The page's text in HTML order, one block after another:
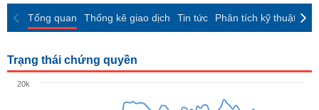
ngành
giao
dịch
So
sánh
Báo
cáo
Tổng quan Thống kê giao dịch Tin tức Phân tích kỹ thuật
Trạng thái chứng quyền
20k
KINH